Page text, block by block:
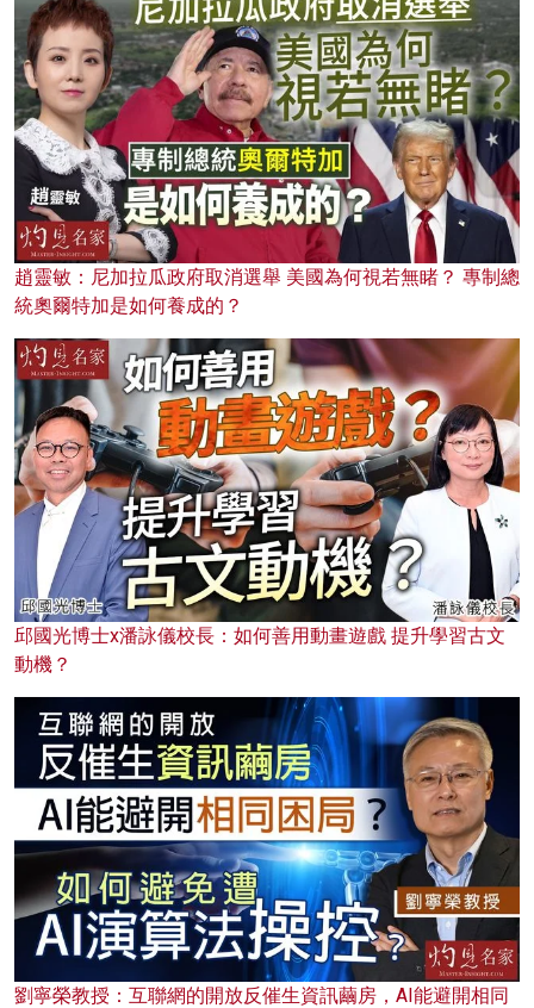
趙靈敏：尼加拉瓜政府取消選舉 美國為何視若無睹？ 專制總
統奧爾特加是如何養成的？
邱國光博士x潘詠儀校長：如何善用動畫遊戲 提升學習古文
動機？
劉寧榮教授：互聯網的開放反催生資訊繭房，AI能避開相同